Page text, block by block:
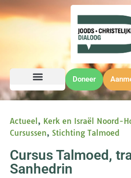
Doneer
Actueel , Kerk en Israël Noord-
Cursussen, Stichting Talmoed
Cursus Talmoed,
Sanhedrin